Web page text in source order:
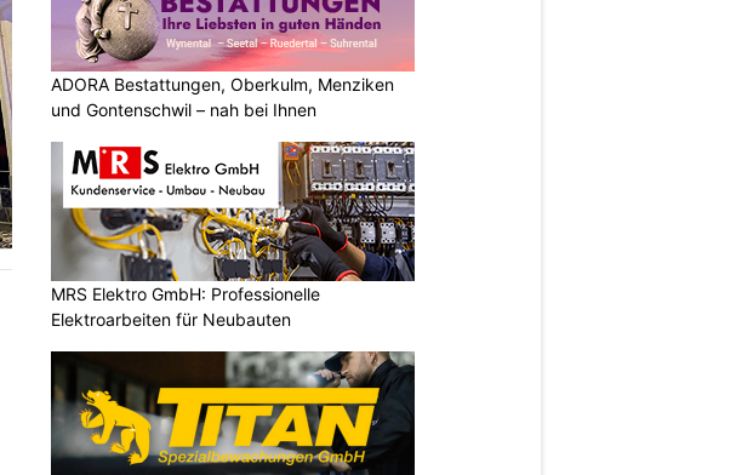
ADORA Bestattungen, Oberkulm, Menziken
und Gontenschwil – nah bei Ihnen
MRS Elektro GmbH: Professionelle
Elektroarbeiten für Neubauten